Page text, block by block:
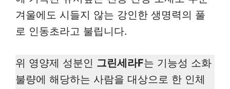
겨울에도 시들지 않는 강인한 생명력의 풀
로 인동초라고 불립니다.
위 영양제 성분인 그린세라F는 기능성 소화
불량에 해당하는 사람을 대상으로 한 인체